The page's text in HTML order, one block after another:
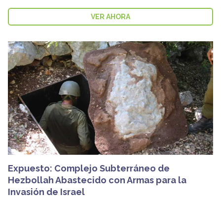
VER AHORA
Expuesto: Complejo Subterráneo de
Hezbollah Abastecido con Armas para la
Invasión de Israel